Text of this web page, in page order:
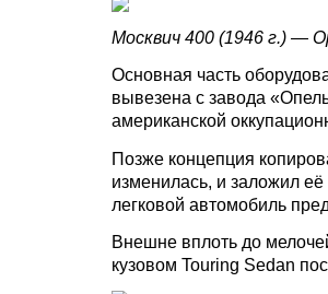
Москвич 400 (1946 г.) —
Основная часть
вывезена с завода
американской
Позже концепция
изменилась, и заложил
легковой автомобиль
Внешне вплоть до
кузовом Touring Sedan